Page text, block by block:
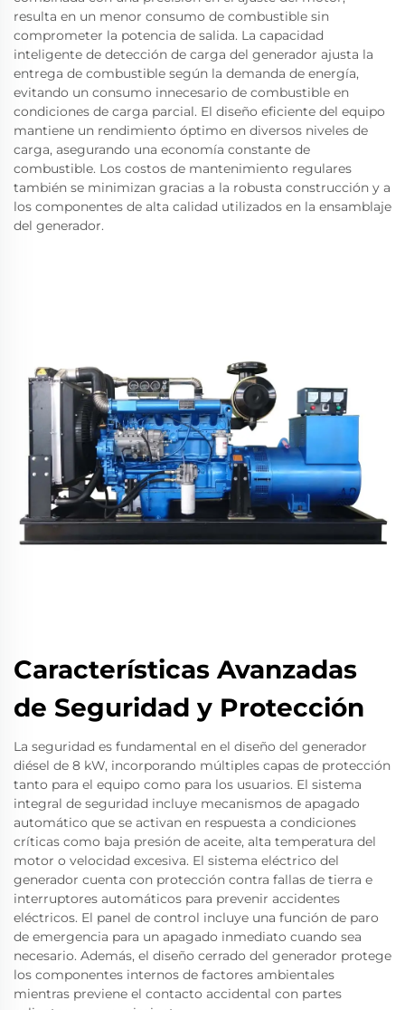
resulta en un menor consumo de combustible sin
comprometer la potencia de salida. La capacidad
inteligente de detección de carga del generador ajusta la
entrega de combustible según la demanda de energía,
evitando un consumo innecesario de combustible en
condiciones de carga parcial. El diseño eficiente del equipo
mantiene un rendimiento óptimo en diversos niveles de
carga, asegurando una economía constante de
combustible. Los costos de mantenimiento regulares
también se minimizan gracias a la robusta construcción y a
los componentes de alta calidad utilizados en la ensamblaje
del generador.
Características Avanzadas
de Seguridad y Protección
La seguridad es fundamental en el diseño del generador
diésel de 8 kW, incorporando múltiples capas de protección
tanto para el equipo como para los usuarios. El sistema
integral de seguridad incluye mecanismos de apagado
automático que se activan en respuesta a condiciones
críticas como baja presión de aceite, alta temperatura del
motor o velocidad excesiva. El sistema eléctrico del
generador cuenta con protección contra fallas de tierra e
interruptores automáticos para prevenir accidentes
eléctricos. El panel de control incluye una función de paro
de emergencia para un apagado inmediato cuando sea
necesario. Además, el diseño cerrado del generador protege
los componentes internos de factores ambientales
mientras previene el contacto accidental con partes